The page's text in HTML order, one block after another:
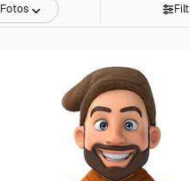
Fotos